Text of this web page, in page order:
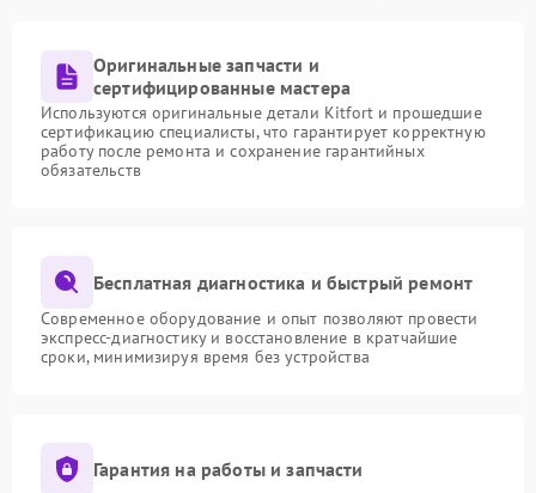
Оригинальные запчасти и
сертифицированные мастера
Используются оригинальные детали Kitfort и прошедшие
сертификацию специалисты, что гарантирует корректную
работу после ремонта и сохранение гарантийных
обязательств
Бесплатная диагностика и быстрый ремонт
Современное оборудование и опыт позволяют провести
экспресс-диагностику и восстановление в кратчайшие
сроки, минимизируя время без устройства
Гарантия на работы и запчасти